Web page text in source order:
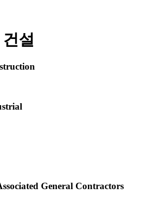
설
General Contractors